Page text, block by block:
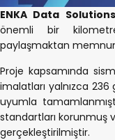
ENKA Data Solutions
önemli bir kilometre
paylaşmaktan
Proje kapsamında
imalatları yalnızca
uyumla
standartları korunmuş
gerçekleştirilmiştir.